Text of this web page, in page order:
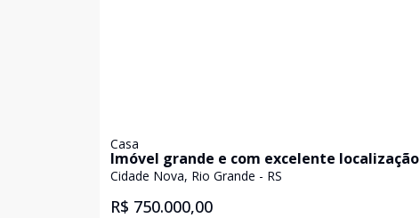
Casa
Imóvel grande e com excelente localização
Cidade Nova, Rio Grande - RS
R$ 750.000,00